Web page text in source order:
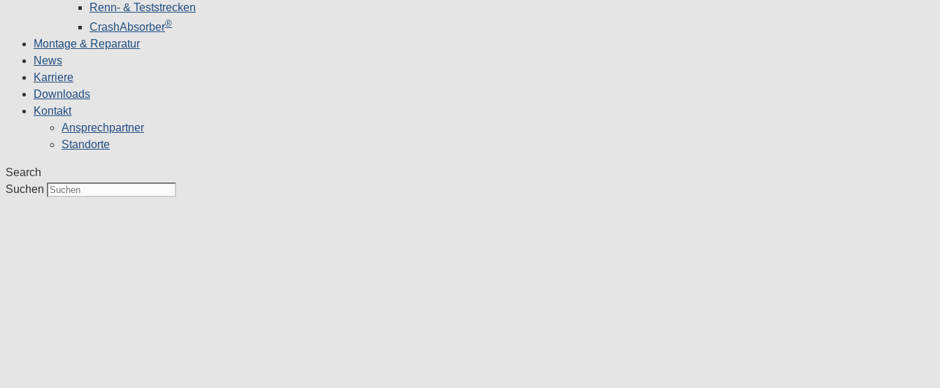
Renn- & Teststrecken
CrashAbsorber®
Montage & Reparatur
News
Karriere
Downloads
Kontakt
Ansprechpartner
Standorte
Search
Suchen